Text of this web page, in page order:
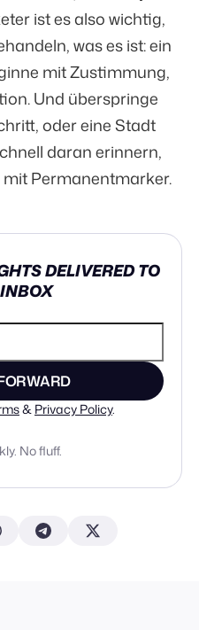
ist es also wichtig,
was es ist: ein
mit Zustimmung,
Und überspringe
oder eine Stadt
daran erinnern,
mit Permanentmarker.
DELIVERED TO
& Privacy Policy.
No fluff.